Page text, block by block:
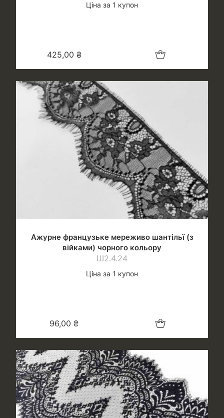
Ціна за 1 купон
425,00 ₴ Додати в кошик
Ажурне французьке мереживо шантільї (з
війками) чорного кольору
Ш2.4.24
Ціна за 1 купон
96,00 ₴ Додати в кошик